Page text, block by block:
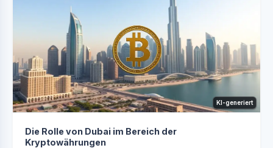
KI-generiert
Die Rolle von Dubai im Bereich der
Kryptowährungen